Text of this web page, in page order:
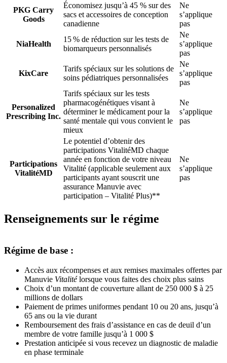
PKG Carry
Goods
Économisez jusqu’à 45 % sur des
sacs et accessoires de conception
canadienne
Ne
s’applique
pas
NiaHealth
15 % de réduction sur les tests de
biomarqueurs personnalisés
Ne
s’applique
pas
KixCare
Tarifs spéciaux sur les solutions de
soins pédiatriques personnalisées
Ne
s’applique
pas
Personalized
Prescribing Inc.
Tarifs spéciaux sur les tests
pharmacogénétiques visant à
déterminer le médicament pour la
santé mentale qui vous convient le
mieux
Ne
s’applique
pas
Participations
VitalitéMD
Le potentiel d’obtenir des
participations VitalitéMD chaque
année en fonction de votre niveau
Vitalité (applicable seulement aux
participants ayant souscrit une
assurance Manuvie avec
participation – Vitalité Plus)**
Ne
s’applique
pas
Renseignements sur le régime
Régime de base :
Accès aux récompenses et aux remises maximales offertes par
Manuvie Vitalitélorsque vous faites des choix plus sains
Choix d’un montant de couverture allant de 250 000 $ à 25
millions de dollars
Paiement de primes uniformes pendant 10 ou 20 ans, jusqu’à
65 ans ou la vie durant
Remboursement des frais d’assistance en cas de deuil d’un
membre de votre famille jusqu’à 1 000 $
Prestation anticipée si vous recevez un diagnostic de maladie
en phase terminale